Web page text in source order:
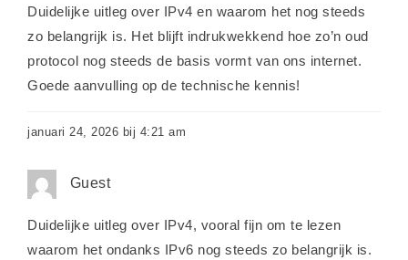
Duidelijke uitleg over IPv4 en waarom het nog steeds
zo belangrijk is. Het blijft indrukwekkend hoe zo’n oud
protocol nog steeds de basis vormt van ons internet.
Goede aanvulling op de technische kennis!
januari 24, 2026 bij 4:21 am
Guest
Duidelijke uitleg over IPv4, vooral fijn om te lezen
waarom het ondanks IPv6 nog steeds zo belangrijk is.